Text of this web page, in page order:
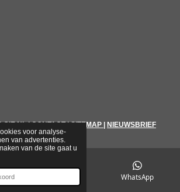
voor analyse-
van advertenties.
van de site gaat u
|CONTACT|SITEMAP NIEUWSBRIEF
WhatsApp